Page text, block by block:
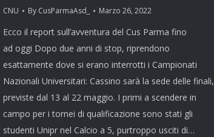
CNU By CusParmaAsd_ Marzo 26, 2022
Ecco il report sull’avventura del Cus Parma fino
ad oggi Dopo due anni di stop, riprendono
esattamente dove si erano interrotti i Campionati
Nazionali Universitari: Cassino sarà la sede delle finali,
previste dal 13 al 22 maggio. I primi a scendere in
campo per i tornei di qualificazione sono stati gli
studenti Unipr nel Calcio a 5, purtroppo usciti di…